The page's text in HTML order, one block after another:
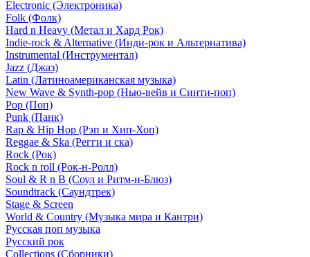
Electronic (Электроника)
Folk (Фолк)
Hard n Heavy (Метал и Хард Рок)
Indie-rock & Alternative (Инди-рок и Альтернатива)
Instrumental (Инструментал)
Jazz (Джаз)
Latin (Латиноамериканская музыка)
New Wave & Synth-pop (Нью-вейв и Синти-поп)
Pop (Поп)
Punk (Панк)
Rap & Hip Hop (Рэп и Хип-Хоп)
Reggae & Ska (Регги и ска)
Rock (Рок)
Rock n roll (Рок-н-Ролл)
Soul & R n B (Соул и Ритм-н-Блюз)
Soundtrack (Саундтрек)
Stage & Screen
World & Country (Музыка мира и Кантри)
Русская поп музыка
Русский рок
Сollections (Сборники)